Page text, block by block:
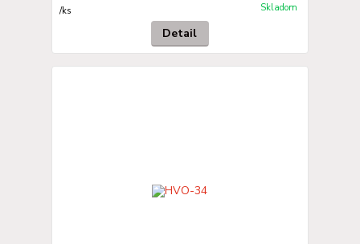
/ks Skladom
Detail